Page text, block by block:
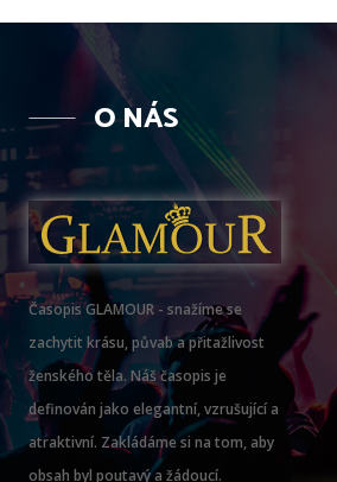
O NÁS
Časopis GLAMOUR - snažíme se
zachytit krásu, půvab a přitažlivost
ženského těla. Náš časopis je
definován jako elegantní, vzrušující a
atraktivní. Zakládáme si na tom, aby
obsah byl poutavý a žádoucí.